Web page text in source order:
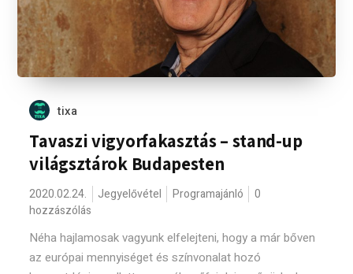
tixa
Tavaszi vigyorfakasztás – stand-up
világsztárok Budapesten
2020.02.24. Jegyelővétel Programajánló
0
hozzászólás
Néha hajlamosak vagyunk elfelejteni, hogy a már bőven
az európai mennyiséget és színvonalat hozó